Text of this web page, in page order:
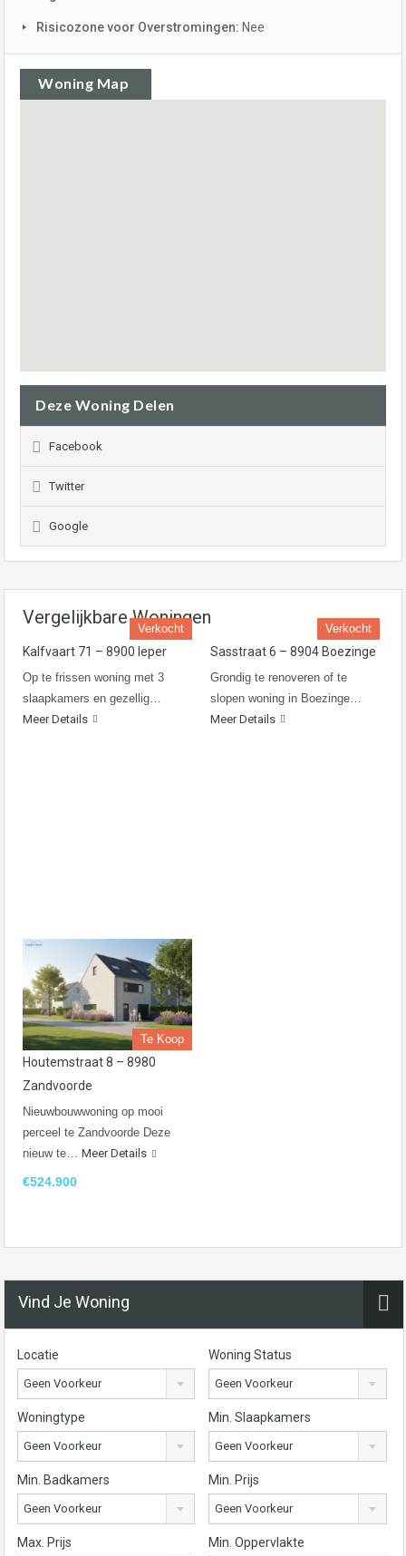
Risicozone voor Overstromingen: Nee
Woning Map
Deze Woning Delen
Facebook
Twitter
Google
Vergelijkbare Woningen
Verkocht
Kalfvaart 71 – 8900 Ieper
Op te frissen woning met 3
slaapkamers en gezellig…
Meer Details
Verkocht
Sasstraat 6 – 8904 Boezinge
Grondig te renoveren of te
slopen woning in Boezinge…
Meer Details
Te Koop
Houtemstraat 8 – 8980
Zandvoorde
Nieuwbouwwoning op mooi
perceel te Zandvoorde Deze
nieuw te… Meer Details
€524.900
Vind Je Woning
Locatie
Geen Voorkeur
Woning Status
Geen Voorkeur
Woningtype
Geen Voorkeur
Min. Slaapkamers
Geen Voorkeur
Min. Badkamers
Geen Voorkeur
Min. Prijs
Geen Voorkeur
Max. Prijs Min. Oppervlakte